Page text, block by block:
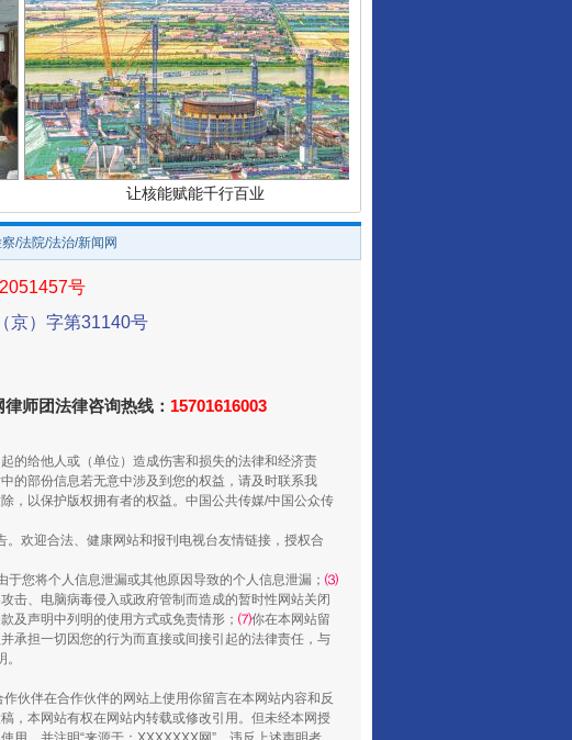
让核能赋能千行百业
酒驾未被当场查获能处罚吗
/法院/法治/新闻网
号
京）字第31140号
师团法律咨询热线： 15701616003
的给他人或（单位）造成伤害和损失的法律和经济责
的部份信息若无意中涉及到您的权益，请及时联系我
，以保护版权拥有者的权益。中国公共传媒/中国公众传
欢迎合法、健康网站和报刊电视台友情链接，授权合
于您将个人信息泄漏或其他原因导致的个人信息泄漏； ⑶
击、电脑病毒侵入或政府管制而造成的暂时性网站关闭
及声明中列明的使用方式或免责情形； ⑺你在本网站留
承担一切因您的行为而直接或间接引起的法律责任，与
伙伴在合作伙伴的网站上使用你留言在本网站内容和反
，本网站有权在网站内转载或修改引用。但未经本网授